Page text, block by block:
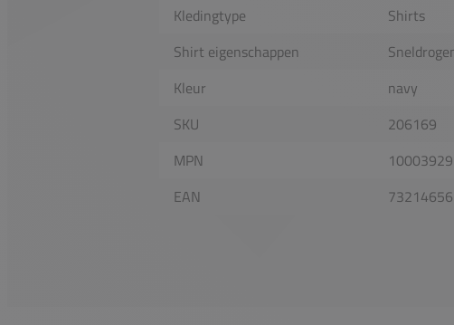
Kledingtype
Shirts
Shirt eigenschappen
Kleur
navy
SKU
206169
MPN
EAN